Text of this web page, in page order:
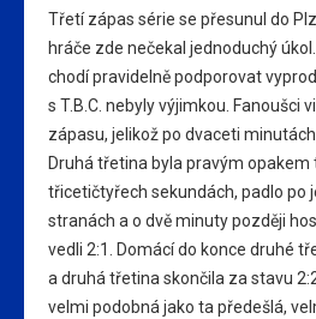
Třetí zápas série se přesunul do
hráče zde nečekal jednoduchý
chodí pravidelně podporovat
s T.B.C. nebyly výjimkou. Fanoušci
zápasu, jelikož po dvaceti
Druhá třetina byla pravým opakem
třicetičtyřech sekundách, padlo po
stranách a o dvě minuty později
vedli 2:1. Domácí do konce druhé
a druhá třetina skončila za stavu
velmi podobná jako ta předešlá,